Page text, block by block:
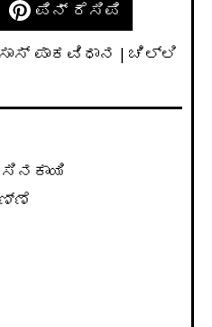
ಪಿನ್ ರೆಸಿಪಿ
ಪಾಕವಿಧಾನ | ಚಿಲ್ಲಿ